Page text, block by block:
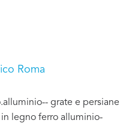
Roma
grate e persiane
legno ferro alluminio-